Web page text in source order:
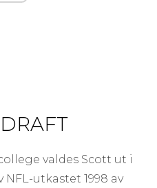
valdes Scott ut i
utkastet 1998 av